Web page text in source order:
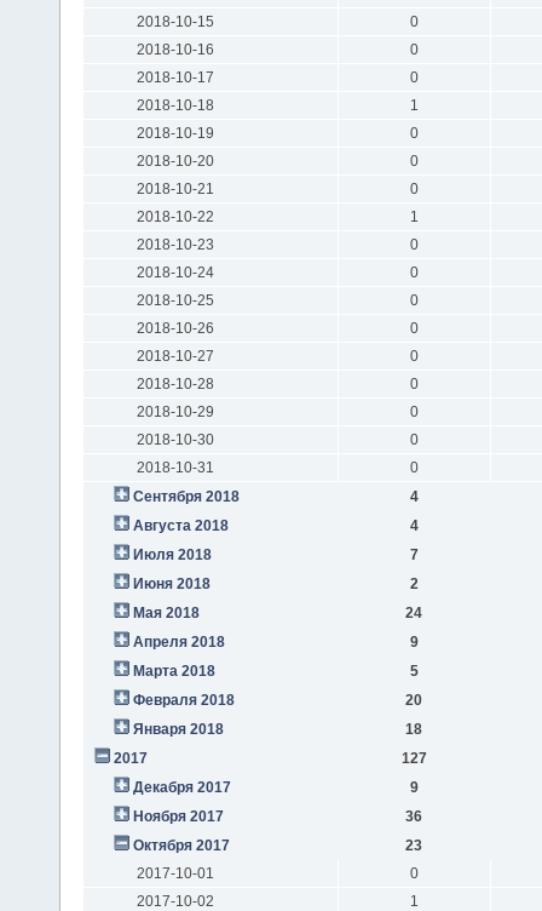
2018-10-15
0
2018-10-16
0
2018-10-17
0
2018-10-18
1
2018-10-19
0
2018-10-20
0
2018-10-21
0
2018-10-22
1
2018-10-23
0
2018-10-24
0
2018-10-25
0
2018-10-26
0
2018-10-27
0
2018-10-28
0
2018-10-29
0
2018-10-30
0
2018-10-31
0
Сентября 2018
4
Августа 2018
4
Июля 2018
7
Июня 2018
2
Мая 2018
24
Апреля 2018
9
Марта 2018
5
Февраля 2018
20
Января 2018
18
2017
127
Декабря 2017
9
Ноября 2017
36
Октября 2017
23
2017-10-01
0
2017-10-02
1